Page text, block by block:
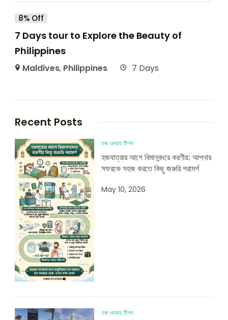
8% Off
7 Days tour to Explore the Beauty of
Philippines
Maldives, Philippines 7 Days
Recent Posts
হজ ওমরাহ টিপস
হজযাত্রার আগে বিমানবন্দরে করণীয়: আপনার
সফরকে সহজ করতে কিছু জরুরি পরামর্শ
May 10, 2026
হজ ওমরাহ টিপস